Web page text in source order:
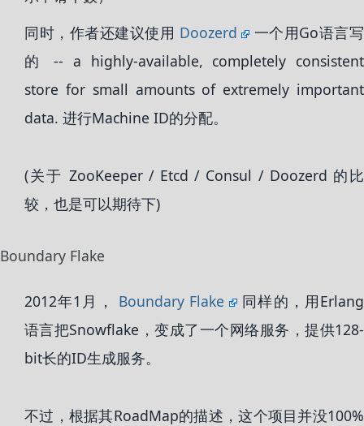
同时，作者还建议使用 Doozerd
一个用Go语言写
的 -- a highly-available, completely consistent
store for small amounts of extremely important
data. 进行Machine ID的分配。
(关于 ZooKeeper / Etcd / Consul / Doozerd 的比
较，也是可以期待下)
Boundary Flake
2012年1月， Boundary Flake
同样的，用Erlang
语言把Snowflake，变成了一个网络服务，提供128-
bit长的ID生成服务。
不过，根据其RoadMap的描述，这个项目并没100%